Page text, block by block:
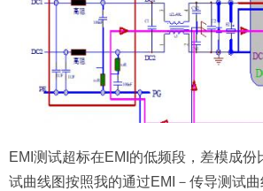
EMI测试超标在EMI的低频段，差模成份
试曲线图按照我的通过EMI－传导测试